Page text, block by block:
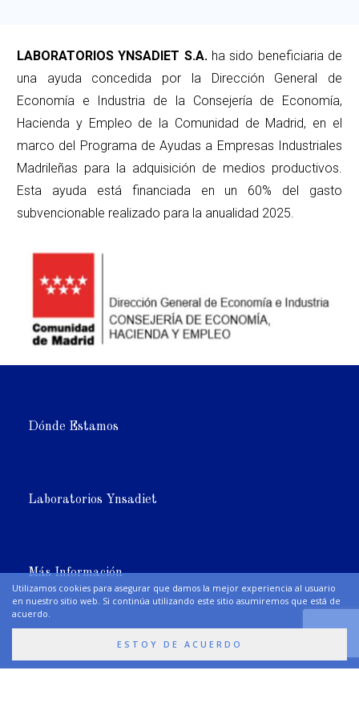
Utilizamos cookies para asegurar que damos la mejor experiencia al usuario
en nuestro sitio web. Si continúa utilizando este sitio asumiremos que está de
acuerdo.
ESTOY DE ACUERDO
LABORATORIOS YNSADIET S.A.ha sido beneficiaria de
una ayuda concedida por la Dirección General de
Economía e Industria de la Consejería de Economía,
Hacienda y Empleo de la Comunidad de Madrid, en el
marco del Programa de Ayudas a Empresas Industriales
Madrileñas para la adquisición de medios productivos.
Esta ayuda está financiada en un 60% del gasto
subvencionable realizado para la anualidad 2025.
Dónde Estamos
Laboratorios Ynsadiet
Más Información